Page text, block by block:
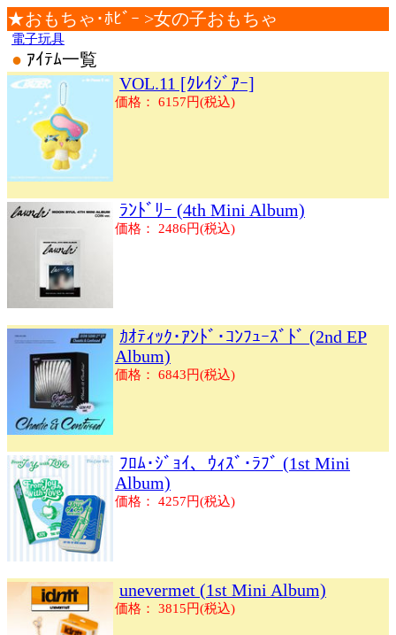
★おもちゃ･ﾎﾋﾞｰ >女の子おもちゃ
電子玩具
● ｱｲﾃﾑ一覧
VOL.11 [ｸﾚｲｼﾞｱｰ]
価格： 6157円(税込)
ﾗﾝﾄﾞﾘｰ (4th Mini Album)
価格： 2486円(税込)
ｶｵﾃｨｯｸ･ｱﾝﾄﾞ･ｺﾝﾌｭｰｽﾞﾄﾞ (2nd EP
Album)
価格： 6843円(税込)
ﾌﾛﾑ･ｼﾞｮｲ、ｳｨｽﾞ･ﾗﾌﾞ (1st Mini
Album)
価格： 4257円(税込)
unevermet (1st Mini Album)
価格： 3815円(税込)